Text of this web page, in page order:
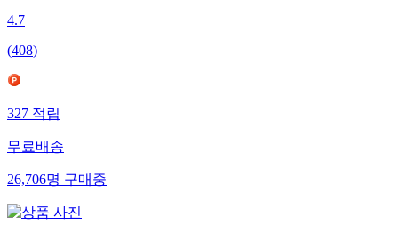
4.7
(408)
327 적립
무료배송
26,706명 구매중